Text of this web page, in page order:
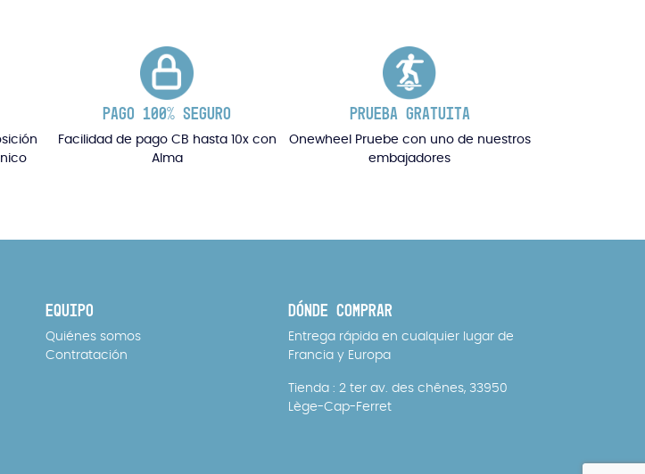
PAGO 100% SEGURO
Facilidad de pago CB hasta 10x con
Alma
PRUEBA GRATUITA
Onewheel Pruebe con uno de nuestros
embajadores
EQUIPO
Quiénes somos
Contratación
DÓNDE COMPRAR
Entrega rápida en cualquier lugar de
Francia y Europa
Tienda : 2 ter av. des chênes, 33950
Lège-Cap-Ferret